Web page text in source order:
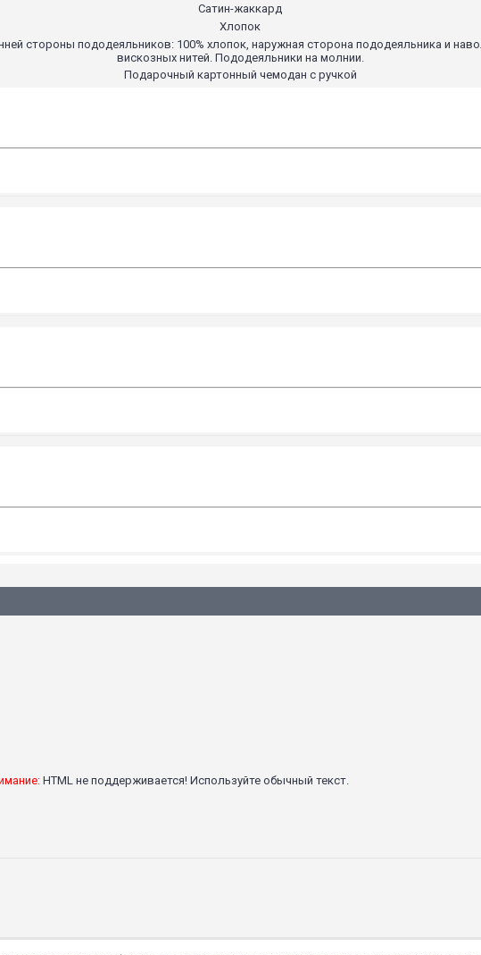
Сатин-жаккард
Хлопок
стороны пододеяльников: 100% хлопок, наружная сторона пододеяльника и
вискозных нитей. Пододеяльники на молнии.
Подарочный картонный чемодан с ручкой
HTML не поддерживается! Используйте обычный текст.